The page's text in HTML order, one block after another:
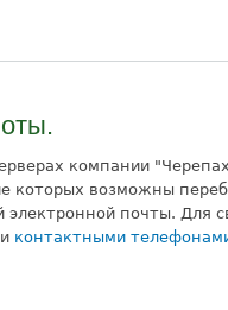
компании
которых возможны
почты. Для
контактными